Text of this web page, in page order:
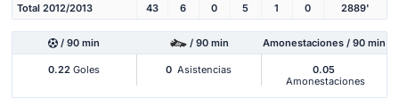
Total 2012/2013 43 6 0 5 1 0 2889'
/ 90 min / 90 min Amonestaciones / 90 min
0.22 Goles 0 Asistencias
0.05
Amonestaciones